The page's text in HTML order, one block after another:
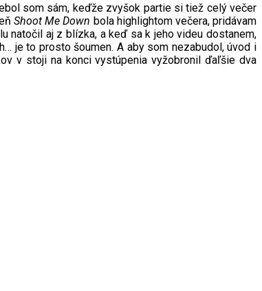
som sám, keďže zvyšok partie si tiež celý večer
Shoot Me Down bola highlightom večera, pridávam
natočil aj z blízka, a keď sa k jeho videu dostanem,
je to prosto šoumen. A aby som nezabudol, úvod i
v stoji na konci vystúpenia vyžobronil ďaľšie dva